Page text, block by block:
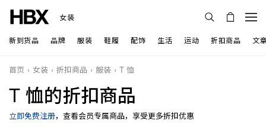
女装
新到货品 品牌 服装 鞋履 配饰 生活 运动 折扣商品 文
首页 女装 折扣商品 服装 T 恤
T 恤的折扣商品
立即免费注册，查看会员专属商品，享受更多折扣优惠